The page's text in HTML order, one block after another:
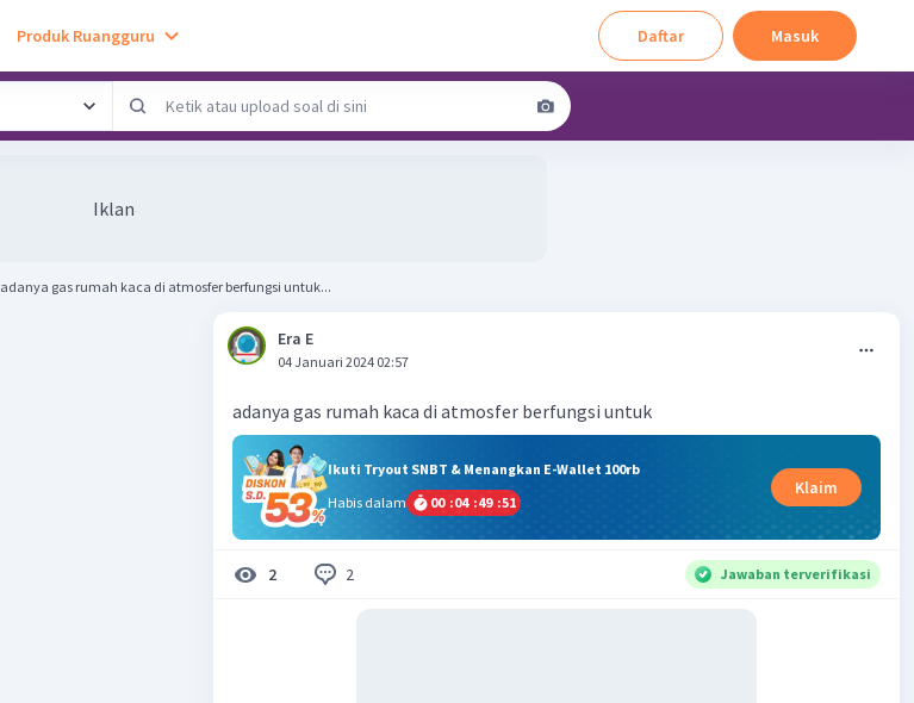
Produk Ruangguru Daftar Masuk
Iklan
adanya gas rumah kaca di atmosfer berfungsi untuk...
Era E
04 Januari 2024 02:57
adanya gas rumah kaca di atmosfer berfungsi untuk
Ikuti Tryout SNBT & Menangkan E-Wallet 100rb
Habis dalam
00 :04 :49 :50
Klaim
2 2 Jawaban terverifikasi